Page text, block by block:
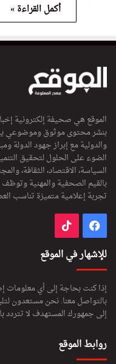
أكمل القراءة »
الموقع هي صحيفة إلكترونية
بنشر محتوى موثوق وموضوعي
والدولية مع إبراز جهود الدولة
الضوء على الحلول لتحقيق
السياسة، الاقتصاد، الثقافة،
بالقيم الصحفية والمهنية وتوظف
تجربة إعلامية متميزة تناسب
فيسبوك
للإشهار في الموقع
إذا كنت بحاجة إلى أي معلومات
بالتواصل معنا. نحن مستعدون
إلى جمهورك المستهدف لا تتردد
روابط الموقع